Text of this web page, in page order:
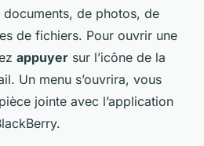
documents, de photos, de
de fichiers. Pour ouvrir une
appuyer sur l’icône de la
Un menu s’ouvrira, vous
jointe avec l’application